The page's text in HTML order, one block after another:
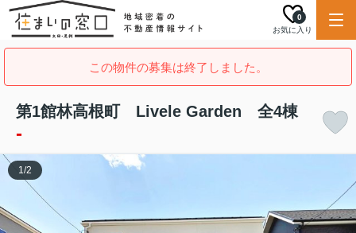
お気に入り
0
この物件の募集は終了しました。
第1館林高根町 Livele Garden 全4棟
-
1/2